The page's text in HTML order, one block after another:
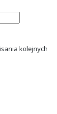
kolejnych